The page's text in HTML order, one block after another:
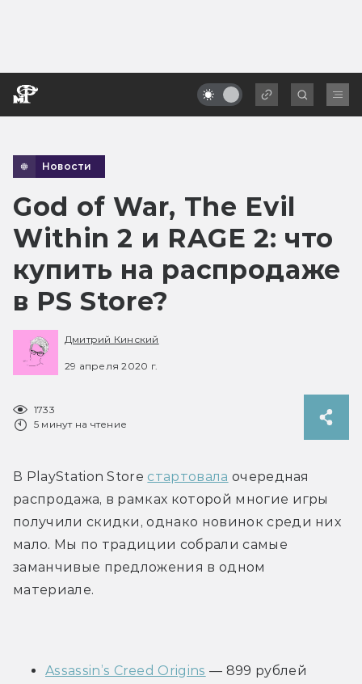
Новости
God of War, The Evil
Within 2 и RAGE 2: что
купить на распродаже
в PS Store?
Дмитрий Кинский
29 апреля 2020 г.
1733
5 минут на чтение
В PlayStation Store стартовала очередная
распродажа, в рамках которой многие игры
получили скидки, однако новинок среди них
мало. Мы по традиции собрали самые
заманчивые предложения в одном
материале.
Assassin’s Creed Origins — 899 рублей